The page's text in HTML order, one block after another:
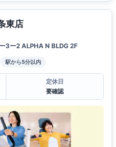
東店
3ー2 ALPHA N BLDG 2F
駅から5分以内
定休日
要確認